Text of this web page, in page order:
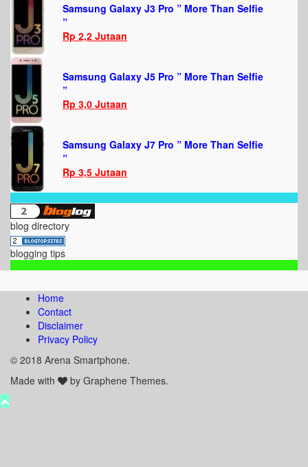
Samsung Galaxy J3 Pro ” More Than Selfie
”
Rp 2,2 Jutaan
Samsung Galaxy J5 Pro ” More Than Selfie
”
Rp 3,0 Jutaan
Samsung Galaxy J7 Pro ” More Than Selfie
”
Rp 3,5 Jutaan
blog directory
blogging tips
Home
Contact
Disclaimer
Privacy Policy
© 2018 Arena Smartphone.
Made with
by Graphene Themes.